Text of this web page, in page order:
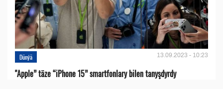
Dünýä 13.09.2023 - 10:23
"Apple” täze “iPhone 15” smartfonlary bilen tanyşdyrdy